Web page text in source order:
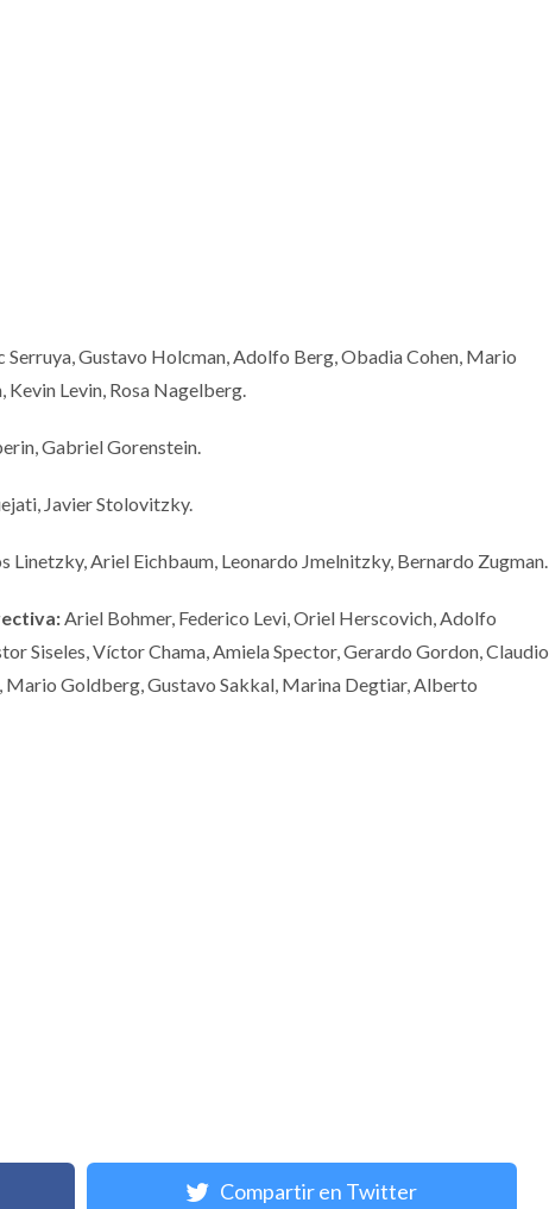
Serruya, Gustavo Holcman, Adolfo Berg, Obadia Cohen, Mario
Kevin Levin, Rosa Nagelberg.
Gabriel Gorenstein.
Javier Stolovitzky.
Linetzky, Ariel Eichbaum, Leonardo Jmelnitzky, Bernardo Zugman.
Ariel Bohmer, Federico Levi, Oriel Herscovich, Adolfo
Siseles, Víctor Chama, Amiela Spector, Gerardo Gordon, Claudio
Mario Goldberg, Gustavo Sakkal, Marina Degtiar, Alberto
Compartir en Twitter